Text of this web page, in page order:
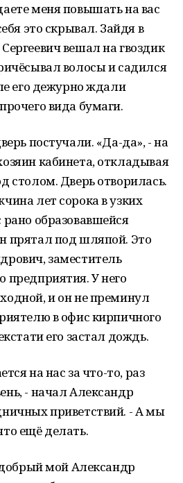
меня повышать на вас
это скрывал. Зайдя в
вешал на гвоздик
волосы и садился
его дежурно ждали
вида бумаги.
постучали. «Да-да», - на
кабинета, откладывая
столом. Дверь отворилась.
лет сорока в узких
образовавшейся
прятал под шляпой. Это
заместитель
предприятия. У него
и он не преминул
в офис кирпичного
его застал дождь.
на нас за что-то, раз
- начал Александр
приветствий. - А мы
ещё делать.
мой Александр